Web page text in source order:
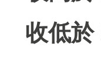
收低於